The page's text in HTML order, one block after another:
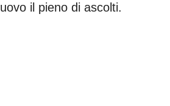
il pieno di ascolti.